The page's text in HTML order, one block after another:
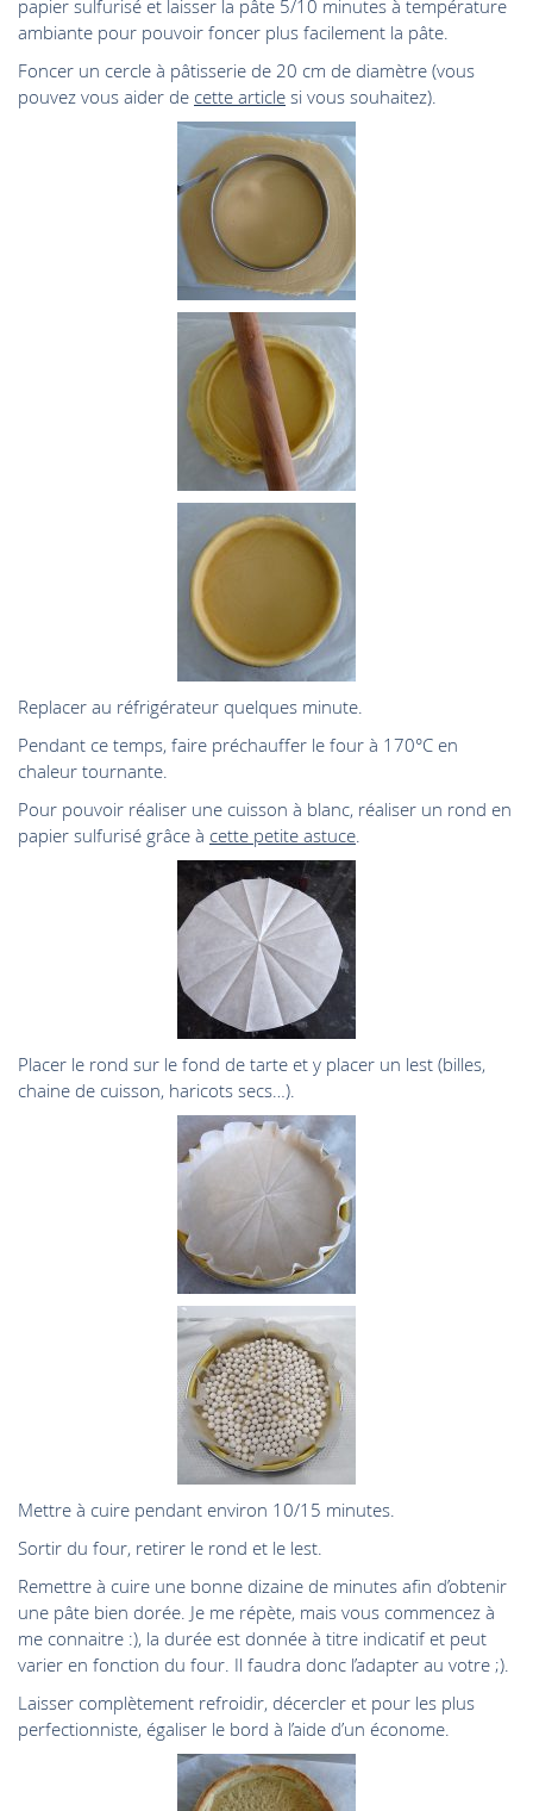
papier sulfurisé et laisser la pâte 5/10 minutes à température
ambiante pour pouvoir foncer plus facilement la pâte.
Foncer un cercle à pâtisserie de 20 cm de diamètre (vous
pouvez vous aider de cette article si vous souhaitez).
Replacer au réfrigérateur quelques minute.
Pendant ce temps, faire préchauffer le four à 170°C en
chaleur tournante.
Pour pouvoir réaliser une cuisson à blanc, réaliser un rond en
papier sulfurisé grâce à cette petite astuce.
Placer le rond sur le fond de tarte et y placer un lest (billes,
chaine de cuisson, haricots secs…).
Mettre à cuire pendant environ 10/15 minutes.
Sortir du four, retirer le rond et le lest.
Remettre à cuire une bonne dizaine de minutes afin d’obtenir
une pâte bien dorée. Je me répète, mais vous commencez à
me connaitre :), la durée est donnée à titre indicatif et peut
varier en fonction du four. Il faudra donc l’adapter au votre ;).
Laisser complètement refroidir, décercler et pour les plus
perfectionniste, égaliser le bord à l’aide d’un économe.